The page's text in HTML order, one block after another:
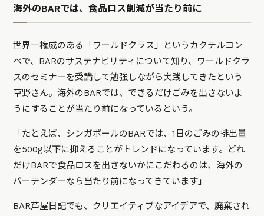
海外のBARでは、食品ロス削減が当たり前に
世界一権威のある「ワールドクラス」というカクテルコン
ペで、BARのサステナビリティについて知り、ワールドクラ
スのセミナーを受講して勉強しながら実践してきたという
草野さん。海外のBARでは、できるだけごみを出さないよ
うにすることが当たり前になっているという。
「たとえば、シンガポールのBARでは、1日のごみの排出量
を500g以下に抑えることがトレンドになっています。どれ
だけBARで食品ロスを出さないかにこだわるのは、海外の
バーテンダーなら当たり前になってきています」
BAR芦屋日記でも、クリエイティブなアイデアで、廃棄され